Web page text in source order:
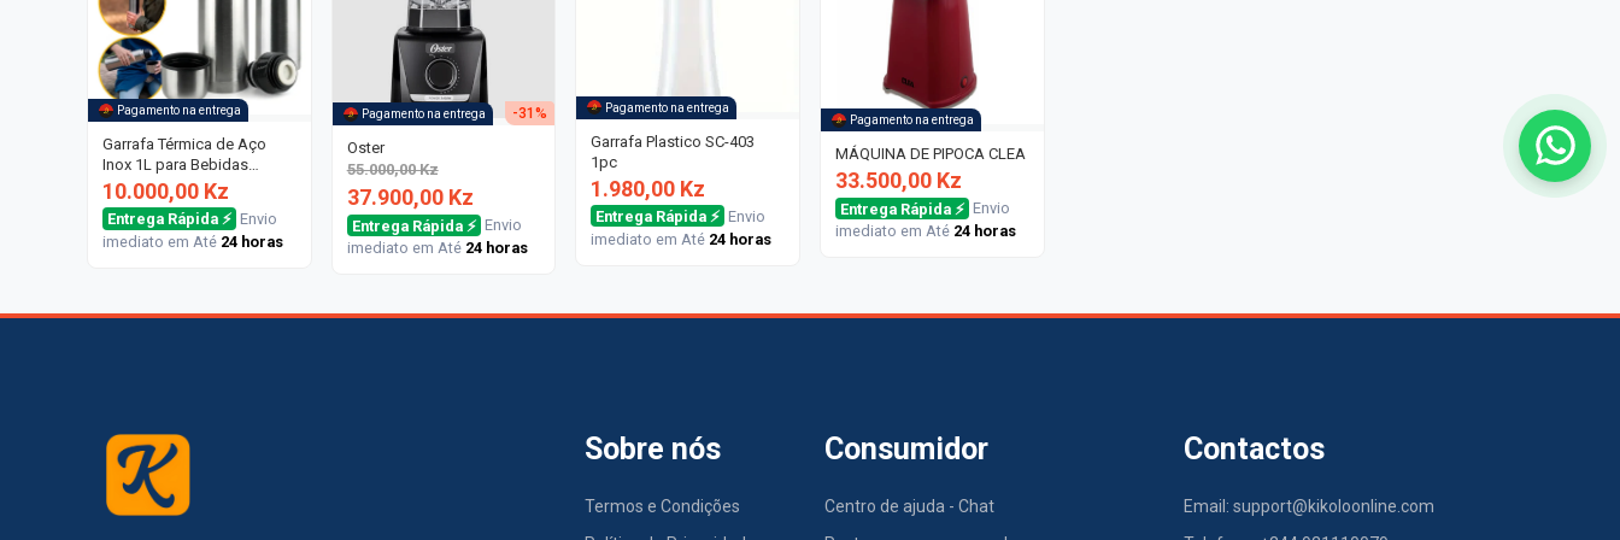
Pagamento na entrega
Garrafa Térmica de Aço
Inox 1L para Bebidas
Quentes e Frias
10.000,00 Kz
Entrega Rápida ⚡ Envio
imediato em Até 24 horas
-31%
Pagamento na entrega
Oster
55.000,00 Kz
37.900,00 Kz
Entrega Rápida ⚡ Envio
imediato em Até 24 horas
Pagamento na entrega
Garrafa Plastico SC-403
1pc
1.980,00 Kz
Entrega Rápida ⚡ Envio
imediato em Até 24 horas
Pagamento na entrega
MÁQUINA DE PIPOCA CLEA
33.500,00 Kz
Entrega Rápida ⚡ Envio
imediato em Até 24 horas
Sobre nós
Termos e Condições
Consumidor
Centro de ajuda - Chat
Contactos
Email: support@kikoloonline.com